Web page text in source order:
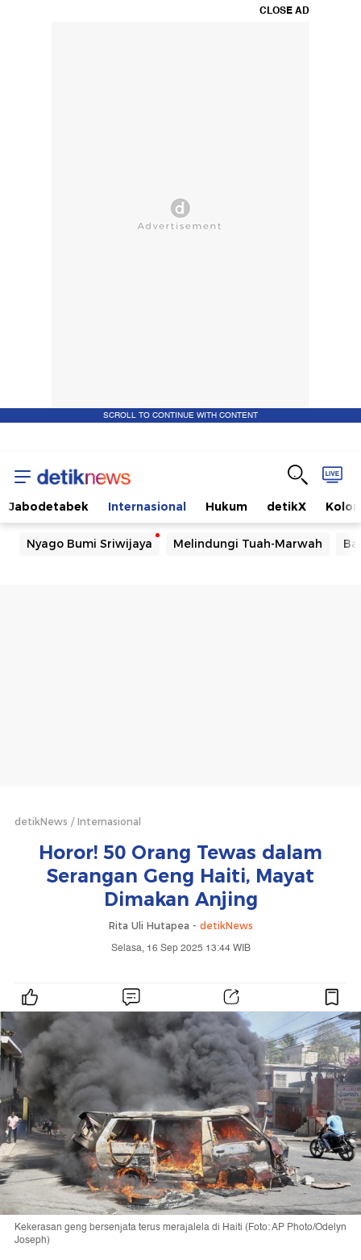
CLOSE AD
SCROLL TO CONTINUE WITH CONTENT
Jabodetabek Internasional Hukum detikX
Nyago Bumi Sriwijaya Melindungi Tuah-Marwah
detikNews Internasional
Horor! 50 Orang Tewas dalam
Serangan Geng Haiti, Mayat
Dimakan Anjing
Rita Uli Hutapea - detikNews
Selasa, 16 Sep 2025 13:44 WIB
Kekerasan geng bersenjata terus merajalela di Haiti (Foto: AP Photo/Odelyn
Joseph)